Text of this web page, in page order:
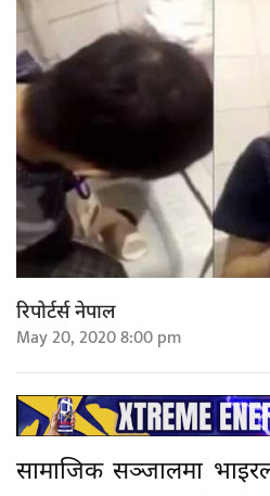
रिपोर्टर्स नेपाल
May 20, 2020 8:00 pm
सामाजिक सञ्जालमा